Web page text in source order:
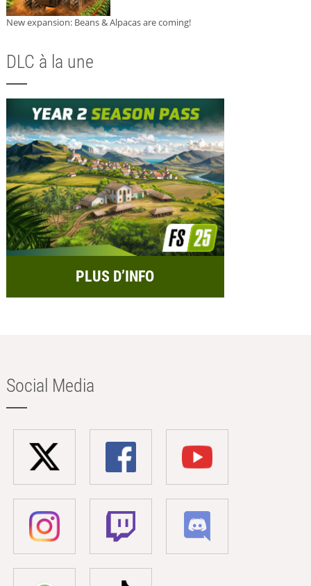
New expansion: Beans & Alpacas are coming!
DLC à la une
PLUS D’INFO
Social Media